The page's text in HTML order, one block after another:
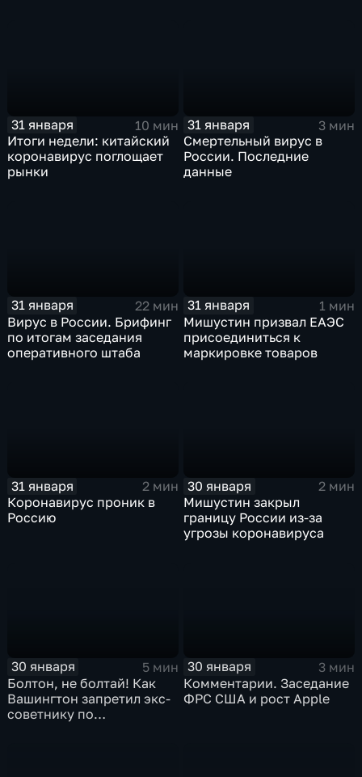
31 января
10 мин
Итоги недели: китайский
коронавирус поглощает
рынки
31 января
3 мин
Смертельный вирус в
России. Последние
данные
31 января
22 мин
Вирус в России. Брифинг
по итогам заседания
оперативного штаба
31 января
1 мин
Мишустин призвал ЕАЭС
присоединиться к
маркировке товаров
31 января
2 мин
Коронавирус проник в
Россию
30 января
2 мин
Мишустин закрыл
границу России из-за
угрозы коронавируса
30 января
5 мин
Болтон, не болтай! Как
Вашингтон запретил экс-
советнику по
30 января
3 мин
Комментарии. Заседание
ФРС США и рост Apple